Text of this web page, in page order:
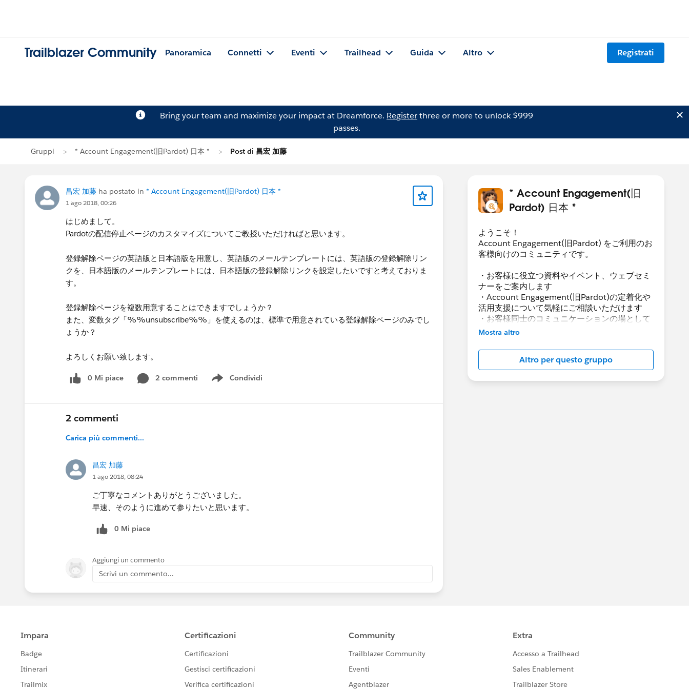
Trailblazer Community Panoramica Connetti Eventi Trailhead Guida Altro Registrati
Bring your team and maximize your impact at Dreamforce. Registerthree or more to unlock $999
passes.
Gruppi * Account Engagement(旧Pardot) 日本 * Post di 昌宏 加藤
昌宏 加藤 ha postato in * Account Engagement(旧Pardot) 日本 *
1 ago 2018, 00:26
はじめまして。
Pardotの配信停止ページのカスタマイズについてご教授いただければと思います。
登録解除ページの英語版と日本語版を用意し、英語版のメールテンプレートには、英語版の登録解除リン
クを、日本語版のメールテンプレートには、日本語版の登録解除リンクを設定したいですと考えておりま
す。
登録解除ページを複数用意することはできますでしょうか？
また、変数タグ「%%unsubscribe%%」を使えるのは、標準で用意されている登録解除ページのみでし
ょうか？
よろしくお願い致します。
0 Mi piace 2 commenti Condividi
Show menu
2 commenti
Carica più commenti...
昌宏 加藤
1 ago 2018, 08:24
ご丁寧なコメントありがとうございました。
早速、そのように進めて参りたいと思います。
0 Mi piace
Aggiungi un commento
Scrivi un commento...
* Account Engagement(旧
Pardot) 日本 *
ようこそ！
Account Engagement(旧Pardot) をご利用のお
客様向けのコミュニティです。
・お客様に役立つ資料やイベント、ウェブセミ
ナーをご案内します
・Account Engagement(旧Pardot)の定着化や
活用支援について気軽にご相談いただけます
・お客様同士のコミュニケーションの場として
活用いただけます
Account Engagement(旧Pardot)に関する総合
コミュニティとしてお役立てください！
https://www.salesforce.com/jp/products/par
※こちらでの回答はあくまで社員もしくは有識
者の「アドバイス」となります。正式な回答が
必要な場合はケース起票をお願いします。
Mostra altro
Altro per questo gruppo